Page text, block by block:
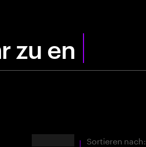
e
Sortieren nach: